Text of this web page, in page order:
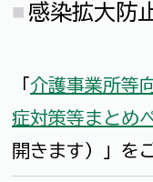
感染拡大防
介護事業所等
症対策等まとめ
開きます）」を